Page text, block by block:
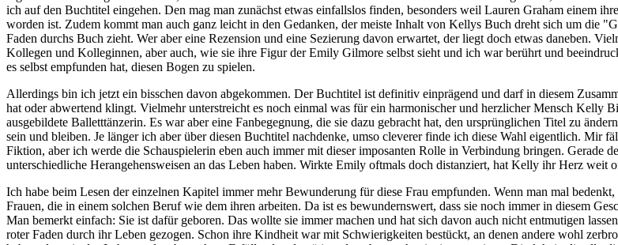
ich auf den Buchtitel eingehen. Den mag man zunächst etwas einfallslos finden, besonders weil Lauren Graham einem
worden ist. Zudem kommt man auch ganz leicht in den Gedanken, der meiste Inhalt von Kellys Buch dreht sich um die
Faden durchs Buch zieht. Wer aber eine Rezension und eine Sezierung davon erwartet, der liegt doch etwas daneben.
Kollegen und Kolleginnen, aber auch, wie sie ihre Figur der Emily Gilmore selbst sieht und ich war berührt und
es selbst empfunden hat, diesen Bogen zu spielen.
Allerdings bin ich jetzt ein bisschen davon abgekommen. Der Buchtitel ist definitiv einprägend und darf in diesem
hat oder abwertend klingt. Vielmehr unterstreicht es noch einmal was für ein harmonischer und herzlicher Mensch Kelly
ausgebildete Balletttänzerin. Es war aber eine Fanbegegnung, die sie dazu gebracht hat, den ursprünglichen Titel zu
sein und bleiben. Je länger ich aber über diesen Buchtitel nachdenke, umso cleverer finde ich diese Wahl eigentlich.
Fiktion, aber ich werde die Schauspielerin eben auch immer mit dieser imposanten Rolle in Verbindung bringen. Gerade
unterschiedliche Herangehensweisen an das Leben haben. Wirkte Emily oftmals doch distanziert, hat Kelly ihr Herz weit
Ich habe beim Lesen der einzelnen Kapitel immer mehr Bewunderung für diese Frau empfunden. Wenn man mal
Frauen, die in einem solchen Beruf wie dem ihren arbeiten. Da ist es bewundernswert, dass sie noch immer in diesem
Man bemerkt einfach: Sie ist dafür geboren. Das wollte sie immer machen und hat sich davon auch nicht entmutigen
roter Faden durch ihr Leben gezogen. Schon ihre Kindheit war mit Schwierigkeiten bestückt, an denen andere wohl